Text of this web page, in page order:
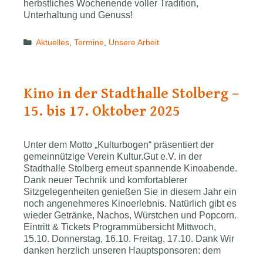
herbstliches Wochenende voller Tradition,
Unterhaltung und Genuss!
Categories
Aktuelles ,Termine Unsere Arbeit
Kino in der Stadthalle Stolberg –
15. bis 17. Oktober 2025
Unter dem Motto „Kulturbogen“ präsentiert der
gemeinnützige Verein Kultur.Gut e.V. in der
Stadthalle Stolberg erneut spannende Kinoabende.
Dank neuer Technik und komfortablerer
Sitzgelegenheiten genießen Sie in diesem Jahr ein
noch angenehmeres Kinoerlebnis. Natürlich gibt es
wieder Getränke, Nachos, Würstchen und Popcorn.
Eintritt & Tickets Programmübersicht Mittwoch,
15.10. Donnerstag, 16.10. Freitag, 17.10. Dank Wir
danken herzlich unseren Hauptsponsoren: dem